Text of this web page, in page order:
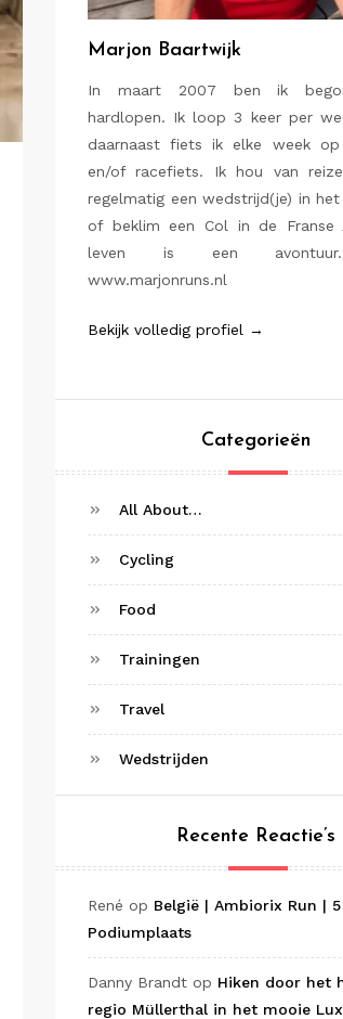
Marjon Baartwijk
In maart 2007 ben ik
hardlopen. Ik loop 3 keer per
daarnaast fiets ik elke week
en/of racefiets. Ik hou van
regelmatig een wedstrijd(je) in
of beklim een Col in de Franse
leven is een
www.marjonruns.nl
Bekijk volledig profiel →
Categorieën
All About…
Cycling
Food
Trainingen
Travel
Wedstrijden
Recente Reactie’s
René op België | Ambiorix Run | 5
Podiumplaats
Danny Brandt op Hiken door het
regio Müllerthal in het mooie